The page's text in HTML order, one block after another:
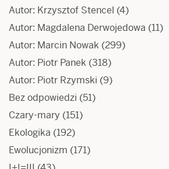
Autor: Krzysztof Stencel (4)
Autor: Magdalena Derwojedowa (11)
Autor: Marcin Nowak (299)
Autor: Piotr Panek (318)
Autor: Piotr Rzymski (9)
Bez odpowiedzi (51)
Czary-mary (151)
Ekologika (192)
Ewolucjonizm (171)